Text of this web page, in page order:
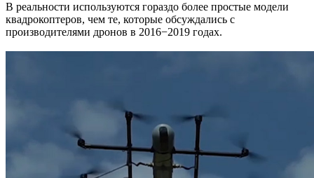
В реальности используются гораздо более простые модели
квадрокоптеров, чем те, которые обсуждались с
производителями дронов в 2016−2019 годах.